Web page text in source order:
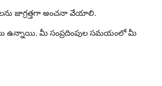
జాగ్రత్తగా అంచనా వేయాలి.
ఉన్నాయి. మీ సంప్రదింపుల సమయంలో మీ